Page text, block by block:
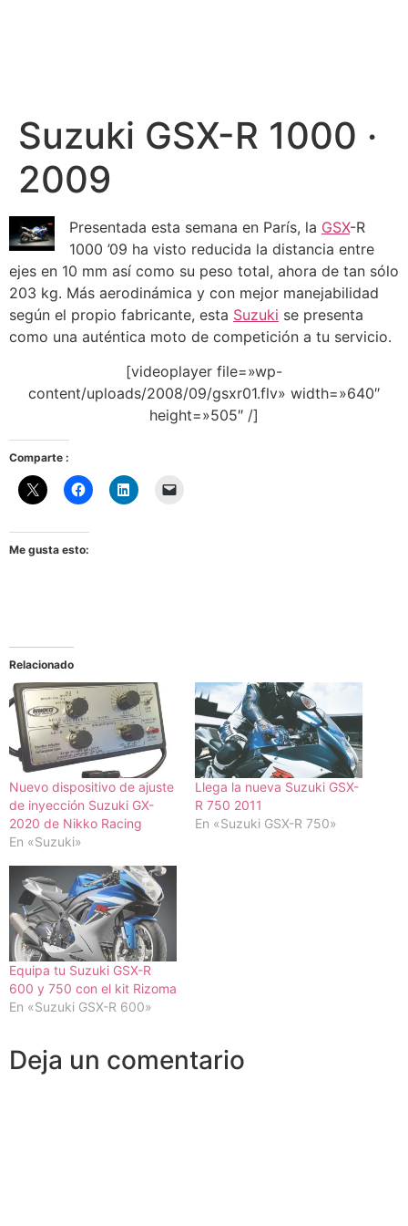
Suzuki GSX-R 1000 ·
2009
Presentada esta semana en París, la GSX-R
1000 ’09 ha visto reducida la distancia entre
ejes en 10 mm así como su peso total, ahora de tan sólo
203 kg. Más aerodinámica y con mejor manejabilidad
según el propio fabricante, esta Suzuki se presenta
como una auténtica moto de competición a tu servicio.
[videoplayer file=»wp-
content/uploads/2008/09/gsxr01.flv» width=»640″
height=»505″ /]
Comparte :
Me gusta esto:
Relacionado
Nuevo dispositivo de ajuste
de inyección Suzuki GX-
2020 de Nikko Racing
En «Suzuki»
Llega la nueva Suzuki GSX-
R 750 2011
En «Suzuki GSX-R 750»
Equipa tu Suzuki GSX-R
600 y 750 con el kit Rizoma
En «Suzuki GSX-R 600»
Deja un comentario